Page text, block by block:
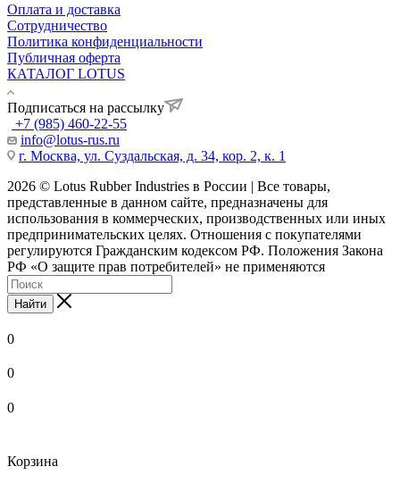
Оплата и доставка
Сотрудничество
Политика конфиденциальности
Публичная оферта
КАТАЛОГ LOTUS
Подписаться на рассылку
+7 (985) 460-22-55
info@lotus-rus.ru
г. Москва, ул. Суздальская, д. 34, кор. 2, к. 1
2026 © Lotus Rubber Industries в России | Все товары,
представленные в данном сайте, предназначены для
использования в коммерческих, производственных или иных
предпринимательских целях. Отношения с покупателями
регулируются Гражданским кодексом РФ. Положения Закона
РФ «О защите прав потребителей» не применяются
Найти
0
0
0
Корзина